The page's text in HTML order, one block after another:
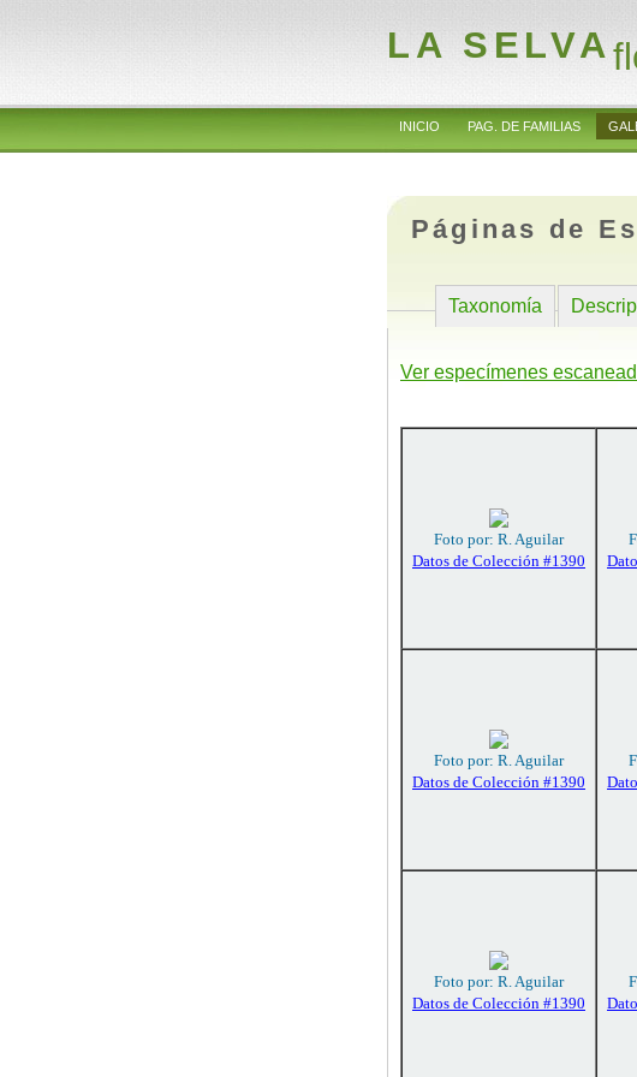
LA SELVA
INICIO PAG. DE FAMILIAS
Páginas de
Taxonomía
Ver especímenes
Foto por: R. Aguilar
Datos de Colección #1390
Foto por: R. Aguilar
Datos de Colección #1390
Foto por: R. Aguilar
Datos de Colección #1390